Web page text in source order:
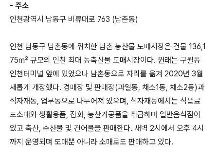
- 주소
인천광역시 남동구 비류대로 763 (남촌동)
인천 남동구 남촌동에 위치한 남촌 농산물 도매시장은 건물 136,1
75㎡ 규모의 인천 최대 농축산물 도매시장이다. 원래는 구월동
인천터미널 앞에 있었으나 남촌동으로 자리를 옮겨 2020년 3월
새롭게 개장했다. 경매장 및 판매장(과일동, 채소1동, 채소2동)과
식자재동, 업무동으로 나누어져 있으며, 식자재동에서는 식음료
도소매와 생활용품, 잡화, 농산가공품을 취급하며 일반음식점이
있고 축산, 수산물 및 건어물을 판매한다. 새벽 2시에서 오후 4시
까지 운영되며 도매뿐 아니라 소매로도 판매하고 있다.